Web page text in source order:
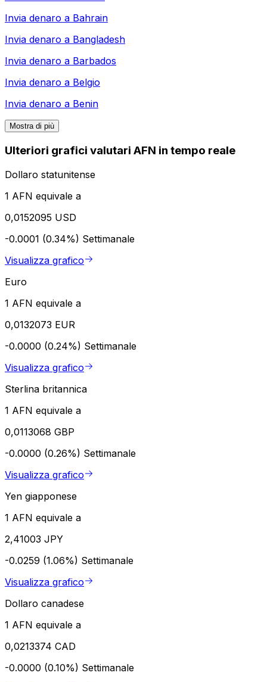
Invia denaro a Bahrain
Invia denaro a Bangladesh
Invia denaro a Barbados
Invia denaro a Belgio
Invia denaro a Benin
Mostra di più
Ulteriori grafici valutari AFN in tempo reale
Dollaro statunitense
1 AFN equivale a
0,0152095 USD
-0.0001 (0.34%) Settimanale
Visualizza grafico
Euro
1 AFN equivale a
0,0132073 EUR
-0.0000 (0.24%) Settimanale
Visualizza grafico
Sterlina britannica
1 AFN equivale a
0,0113068 GBP
-0.0000 (0.26%) Settimanale
Visualizza grafico
Yen giapponese
1 AFN equivale a
2,41003 JPY
-0.0259 (1.06%) Settimanale
Visualizza grafico
Dollaro canadese
1 AFN equivale a
0,0213374 CAD
-0.0000 (0.10%) Settimanale